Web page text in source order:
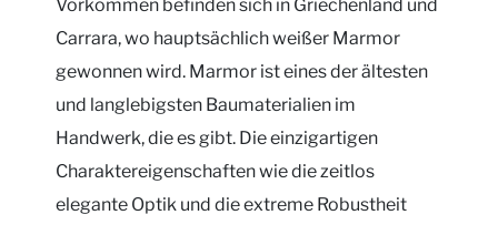
Vorkommen befinden sich in Griechenland und
Carrara, wo hauptsächlich weißer Marmor
gewonnen wird. Marmor ist eines der ältesten
und langlebigsten Baumaterialien im
Handwerk, die es gibt. Die einzigartigen
Charaktereigenschaften wie die zeitlos
elegante Optik und die extreme Robustheit